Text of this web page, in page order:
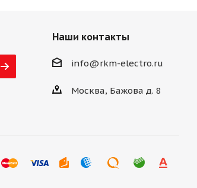
Наши контакты
info@rkm-electro.ru
Москва, Бажова д. 8